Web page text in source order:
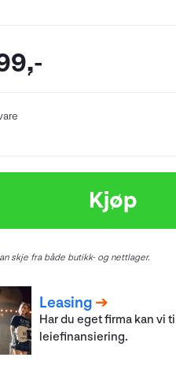
Kjøp
skje fra både butikk- og nettlager.
Leasing
Har du eget firma kan vi
leiefinansiering.